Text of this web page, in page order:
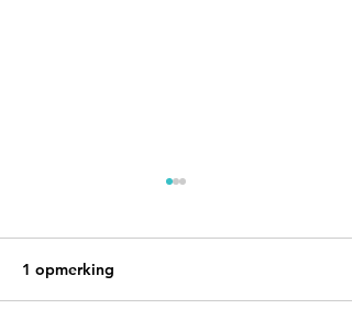
1 opmerking